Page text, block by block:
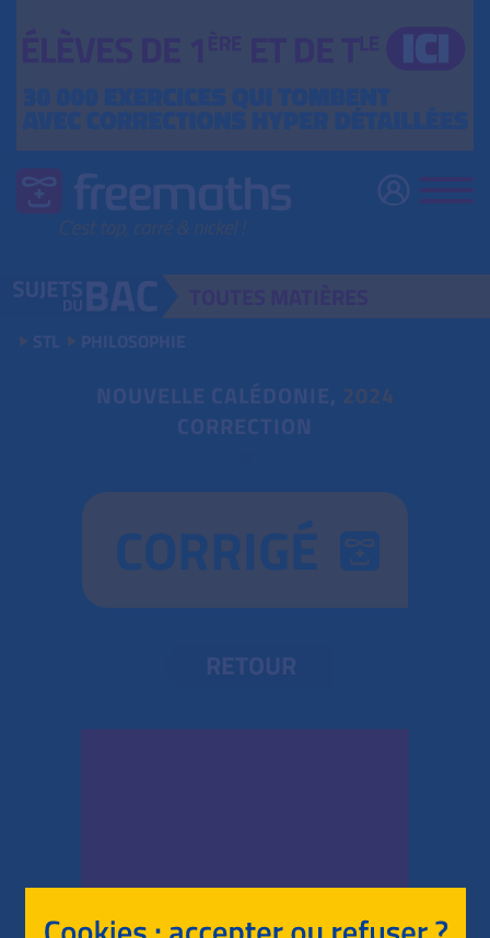
STL PHILOSOPHIE
NOUVELLE CALÉDONIE, 2024
CORRECTION
CORRIGÉ
RETOUR